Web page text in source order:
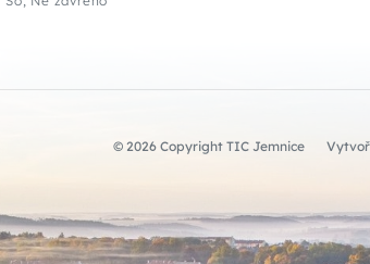
© 2026 Copyright TIC Jemnice